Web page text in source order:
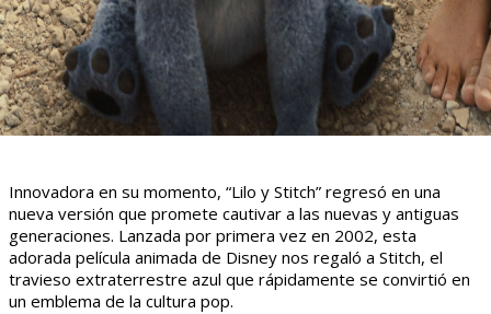
Innovadora en su momento, “Lilo y Stitch” regresó en una
nueva versión que promete cautivar a las nuevas y antiguas
generaciones. Lanzada por primera vez en 2002, esta
adorada película animada de Disney nos regaló a Stitch, el
travieso extraterrestre azul que rápidamente se convirtió en
un emblema de la cultura pop.